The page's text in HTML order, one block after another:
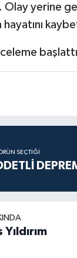
yerine
hayatını
SEÇTIĞI
Yıldırım